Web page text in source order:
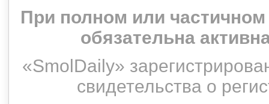
При полном или
обязательна
«SmolDaily»
свидетельства о